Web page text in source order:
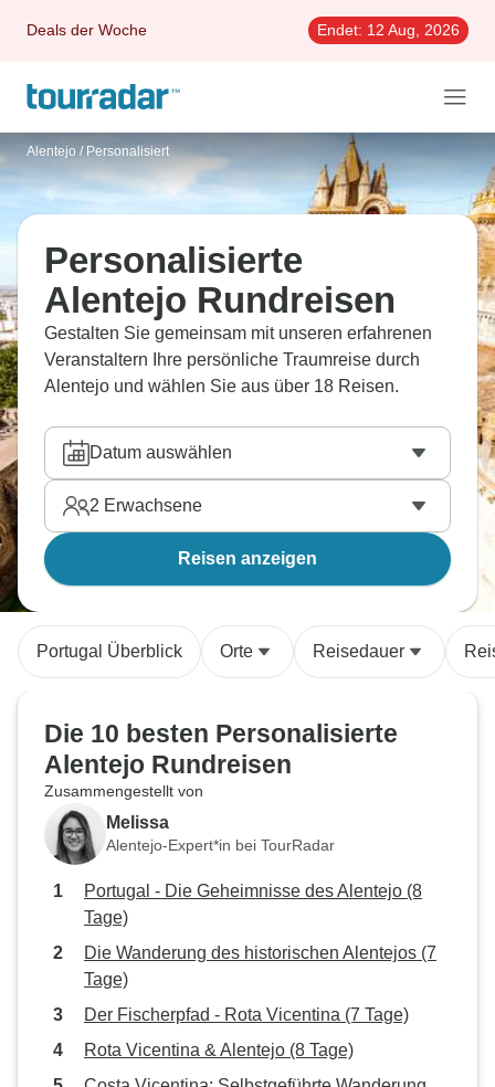
Deals der Woche Endet: 12 Aug, 2026
Alentejo / Personalisiert
Personalisierte
Alentejo Rundreisen
Gestalten Sie gemeinsam mit unseren erfahrenen
Veranstaltern Ihre persönliche Traumreise durch
Alentejo und wählen Sie aus über 18 Reisen.
Datum auswählen
2 Erwachsene
Reisen anzeigen
Portugal Überblick Orte Reisedauer
Die 10 besten Personalisierte
Alentejo Rundreisen
Zusammengestellt von
Melissa
Alentejo-Expert*in bei TourRadar
Portugal - Die Geheimnisse des Alentejo (8
Tage)
Die Wanderung des historischen Alentejos (7
Tage)
Der Fischerpfad - Rota Vicentina (7 Tage)
Rota Vicentina & Alentejo (8 Tage)